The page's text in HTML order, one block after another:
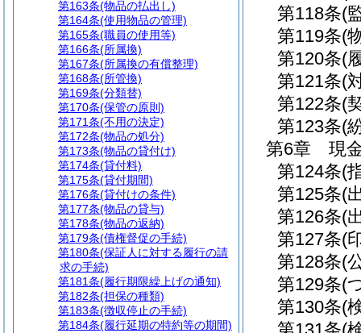
第118条(
第119条(
第120条(
第121条(
第122条(
第123条(
第6章
現
第124条(
第125条(
第126条(
第127条(
第128条(
第129条(
第130条(
第163条(物品の払出し)
第164条(使用物品の管理)
第165条(職員の使用等)
第166条(所属換)
第167条(所属換の有償整理)
第168条(所管換)
第169条(分類替)
第170条(保管の原則)
第171条(不用の決定)
第172条(物品の処分)
第173条(物品の貸付け)
第174条(貸付料)
第175条(貸付期間)
第176条(貸付けの条件)
第177条(物品の貸与)
第178条(物品の返納)
第179条(債権督促の手続)
第180条(保証人に対する履行の請
求の手続)
第181条(履行期限繰上げの通知)
第182条(担保の種類)
第183条(徴収停止の手続)
第184条(履行延期の特約等の期間)